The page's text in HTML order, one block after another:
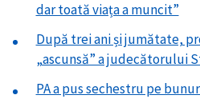
dar toată viața a muncit”
După trei ani și jumătate,
„ascunsă” a judecătorului
PA a pus sechestru pe